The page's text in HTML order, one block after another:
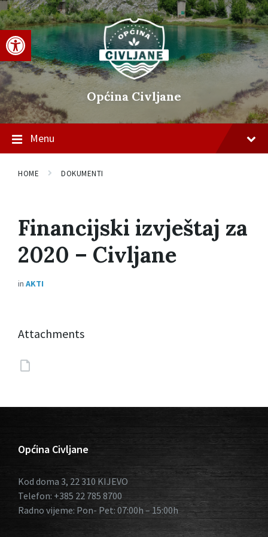
Open toolbar
Skip
to
content
Skip
to
main
navigation
Skip
to
footer
Općina Civljane
Menu
HOME DOKUMENTI
Financijski izvještaj za
2020 – Civljane
in AKTI
Attachments
Općina Civljane
Kod doma 3, 22 310 KIJEVO
Telefon: +385 22 785 8700
Radno vijeme: Pon- Pet: 07:00h – 15:00h